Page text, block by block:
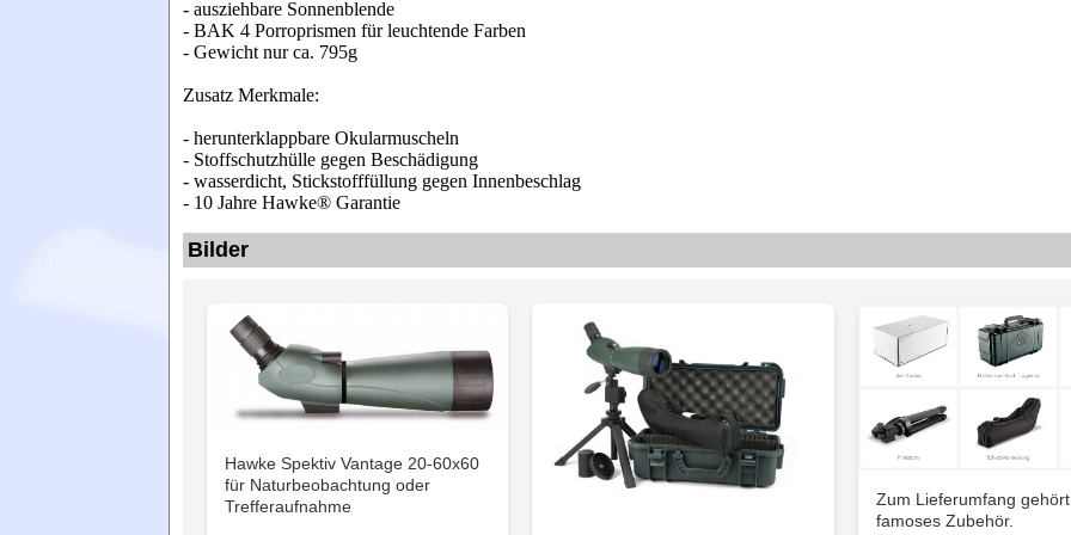
- ausziehbare Sonnenblende
- BAK 4 Porroprismen für leuchtende Farben
- Gewicht nur ca. 795g
Zusatz Merkmale:
- herunterklappbare Okularmuscheln
- Stoffschutzhülle gegen Beschädigung
- wasserdicht, Stickstofffüllung gegen Innenbeschlag
- 10 Jahre Hawke® Garantie
Bilder
Hawke Spektiv Vantage 20-60x60
für Naturbeobachtung oder
Trefferaufnahme
Zum Lieferumfang
famoses Zubehör.